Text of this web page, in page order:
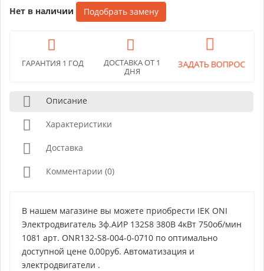
Нет в наличии Подобрать замену
ГАРАНТИЯ 1 ГОД
ДОСТАВКА ОТ 1
ДНЯ
ЗАДАТЬ ВОПРОС
Описание
Характеристики
Доставка
Комментарии (0)
В нашем магазине вы можете приобрести IEK ONI
Электродвигатель 3ф.АИР 132S8 380В 4кВт 750об/мин
1081 арт. ONR132-S8-004-0-0710 по оптимально
доступной цене 0,00руб. Автоматизация и
электродвигатели .